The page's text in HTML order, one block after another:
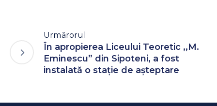
Urmărorul
În apropierea Liceului Teoretic ,,M.
Eminescu” din Sipoteni, a fost
instalată o stație de așteptare